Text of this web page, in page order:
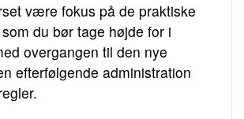
være fokus på de praktiske
du bør tage højde for i
overgangen til den nye
efterfølgende administration